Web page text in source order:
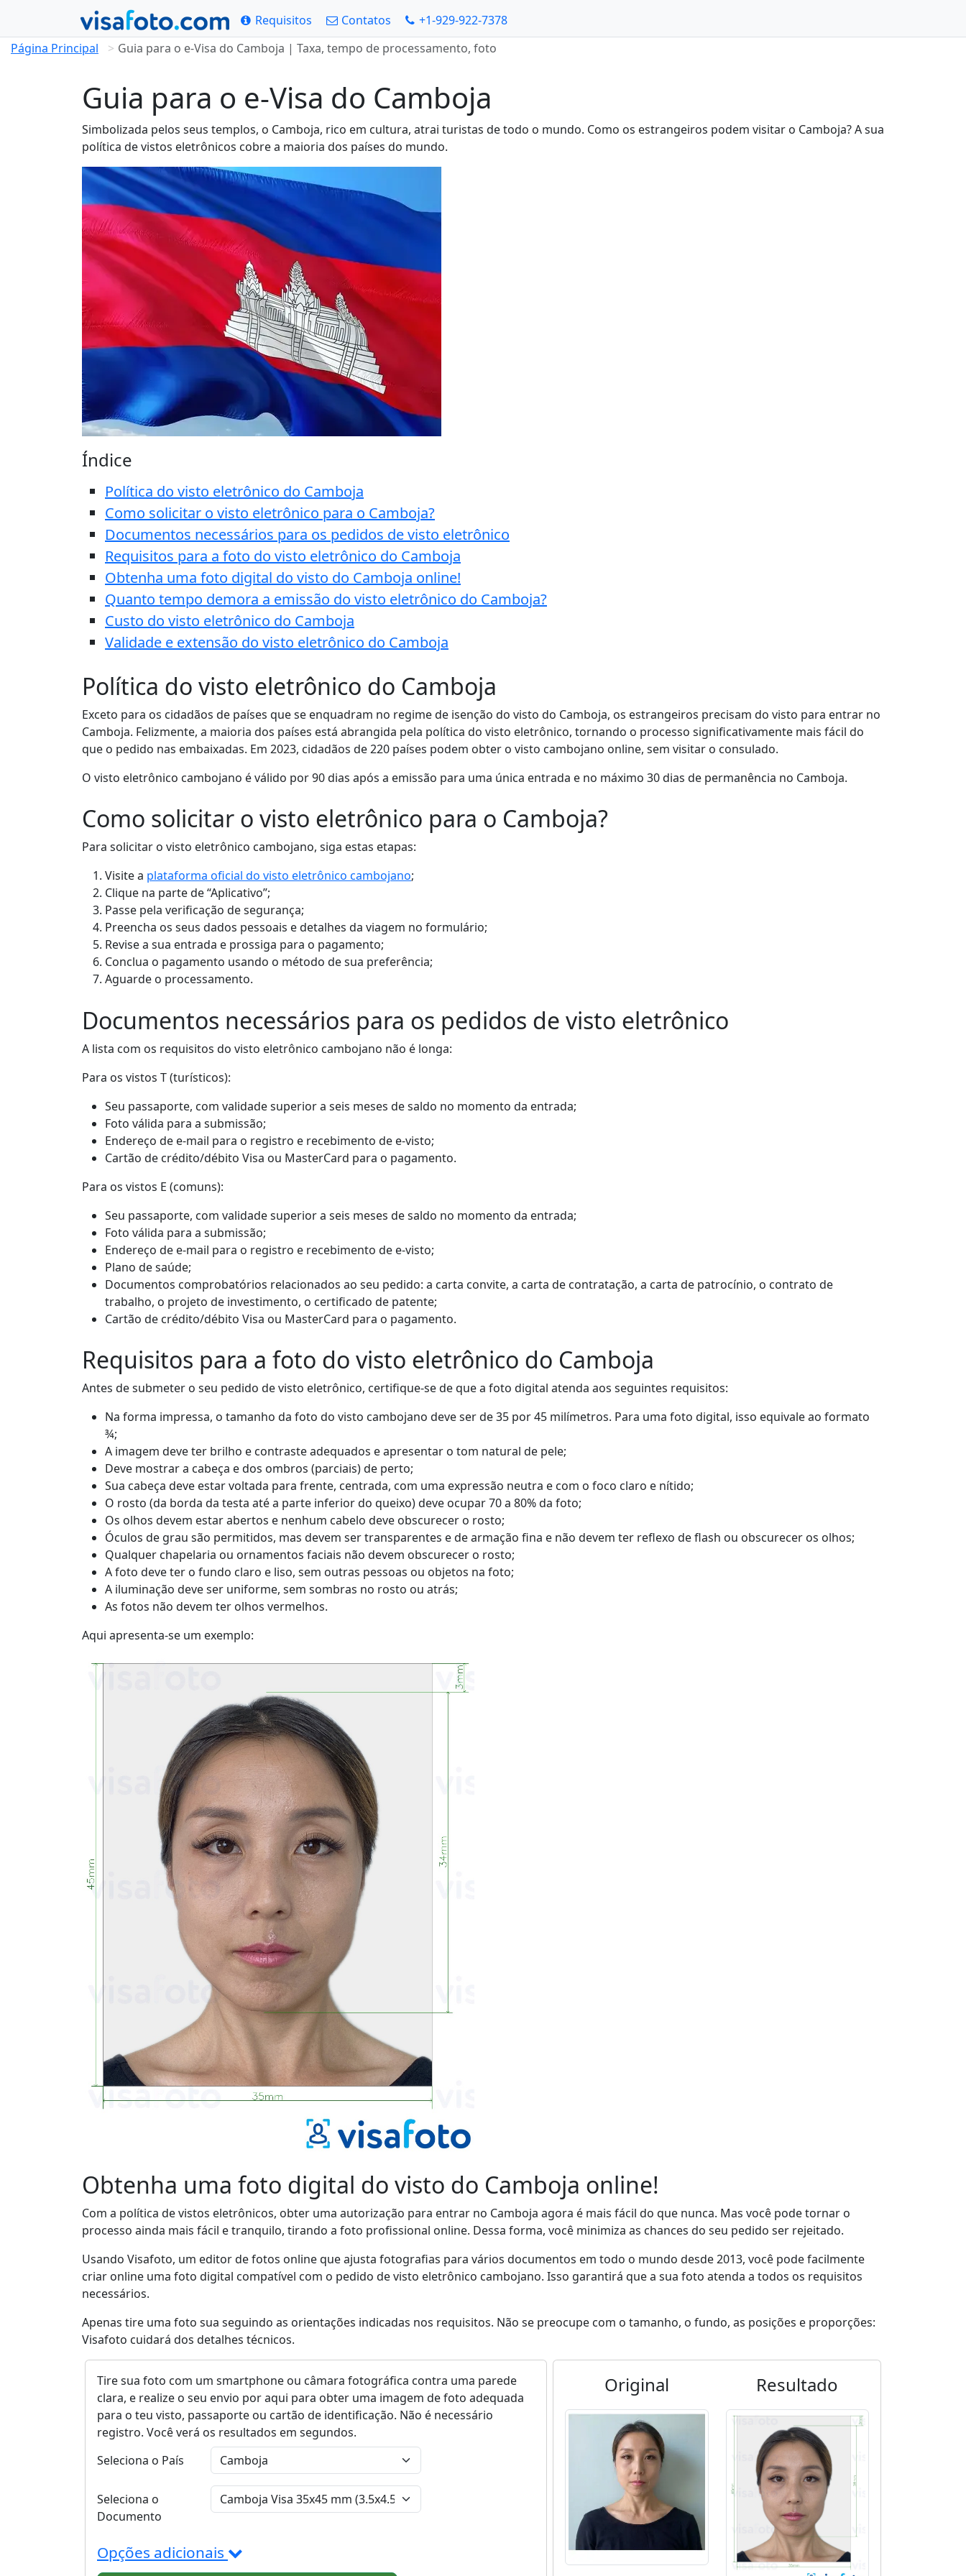
Requisitos Contatos
+1-929-922-7378
Página Principal
Guia para o e-Visa do Camboja | Taxa, tempo de processamento, foto
Guia para o e-Visa do Camboja
Simbolizada pelos seus templos, o Camboja, rico em cultura, atrai turistas de todo o mundo. Como os estrangeiros podem visitar o Camboja? A sua
política de vistos eletrônicos cobre a maioria dos países do mundo.
Índice
Política do visto eletrônico do Camboja
Como solicitar o visto eletrônico para o Camboja?
Documentos necessários para os pedidos de visto eletrônico
Requisitos para a foto do visto eletrônico do Camboja
Obtenha uma foto digital do visto do Camboja online!
Quanto tempo demora a emissão do visto eletrônico do Camboja?
Custo do visto eletrônico do Camboja
Validade e extensão do visto eletrônico do Camboja
Política do visto eletrônico do Camboja
Exceto para os cidadãos de países que se enquadram no regime de isenção do visto do Camboja, os estrangeiros precisam do visto para entrar no
Camboja. Felizmente, a maioria dos países está abrangida pela política do visto eletrônico, tornando o processo significativamente mais fácil do
que o pedido nas embaixadas. Em 2023, cidadãos de 220 países podem obter o visto cambojano online, sem visitar o consulado.
O visto eletrônico cambojano é válido por 90 dias após a emissão para uma única entrada e no máximo 30 dias de permanência no Camboja.
Como solicitar o visto eletrônico para o Camboja?
Para solicitar o visto eletrônico cambojano, siga estas etapas:
Visite a plataforma oficial do visto eletrônico cambojano;
Clique na parte de “Aplicativo”;
Passe pela verificação de segurança;
Preencha os seus dados pessoais e detalhes da viagem no formulário;
Revise a sua entrada e prossiga para o pagamento;
Conclua o pagamento usando o método de sua preferência;
Aguarde o processamento.
Documentos necessários para os pedidos de visto eletrônico
A lista com os requisitos do visto eletrônico cambojano não é longa:
Para os vistos T (turísticos):
Seu passaporte, com validade superior a seis meses de saldo no momento da entrada;
Foto válida para a submissão;
Endereço de e-mail para o registro e recebimento de e-visto;
Cartão de crédito/débito Visa ou MasterCard para o pagamento.
Para os vistos E (comuns):
Seu passaporte, com validade superior a seis meses de saldo no momento da entrada;
Foto válida para a submissão;
Endereço de e-mail para o registro e recebimento de e-visto;
Plano de saúde;
Documentos comprobatórios relacionados ao seu pedido: a carta convite, a carta de contratação, a carta de patrocínio, o contrato de
trabalho, o projeto de investimento, o certificado de patente;
Cartão de crédito/débito Visa ou MasterCard para o pagamento.
Requisitos para a foto do visto eletrônico do Camboja
Antes de submeter o seu pedido de visto eletrônico, certifique-se de que a foto digital atenda aos seguintes requisitos:
Na forma impressa, o tamanho da foto do visto cambojano deve ser de 35 por 45 milímetros. Para uma foto digital, isso equivale ao formato
¾;
A imagem deve ter brilho e contraste adequados e apresentar o tom natural de pele;
Deve mostrar a cabeça e dos ombros (parciais) de perto;
Sua cabeça deve estar voltada para frente, centrada, com uma expressão neutra e com o foco claro e nítido;
O rosto (da borda da testa até a parte inferior do queixo) deve ocupar 70 a 80% da foto;
Os olhos devem estar abertos e nenhum cabelo deve obscurecer o rosto;
Óculos de grau são permitidos, mas devem ser transparentes e de armação fina e não devem ter reflexo de flash ou obscurecer os olhos;
Qualquer chapelaria ou ornamentos faciais não devem obscurecer o rosto;
A foto deve ter o fundo claro e liso, sem outras pessoas ou objetos na foto;
A iluminação deve ser uniforme, sem sombras no rosto ou atrás;
As fotos não devem ter olhos vermelhos.
Aqui apresenta-se um exemplo:
Obtenha uma foto digital do visto do Camboja online!
Com a política de vistos eletrônicos, obter uma autorização para entrar no Camboja agora é mais fácil do que nunca. Mas você pode tornar o
processo ainda mais fácil e tranquilo, tirando a foto profissional online. Dessa forma, você minimiza as chances do seu pedido ser rejeitado.
Usando Visafoto, um editor de fotos online que ajusta fotografias para vários documentos em todo o mundo desde 2013, você pode facilmente
criar online uma foto digital compatível com o pedido de visto eletrônico cambojano. Isso garantirá que a sua foto atenda a todos os requisitos
necessários.
Apenas tire uma foto sua seguindo as orientações indicadas nos requisitos. Não se preocupe com o tamanho, o fundo, as posições e proporções:
Visafoto cuidará dos detalhes técnicos.
Tire sua foto com um smartphone ou câmara fotográfica contra uma parede
clara, e realize o seu envio por aqui para obter uma imagem de foto adequada
para o teu visto, passaporte ou cartão de identificação. Não é necessário
registro. Você verá os resultados em segundos.
Seleciona o País
Seleciona o
Documento
Opções adicionais
Original Resultado